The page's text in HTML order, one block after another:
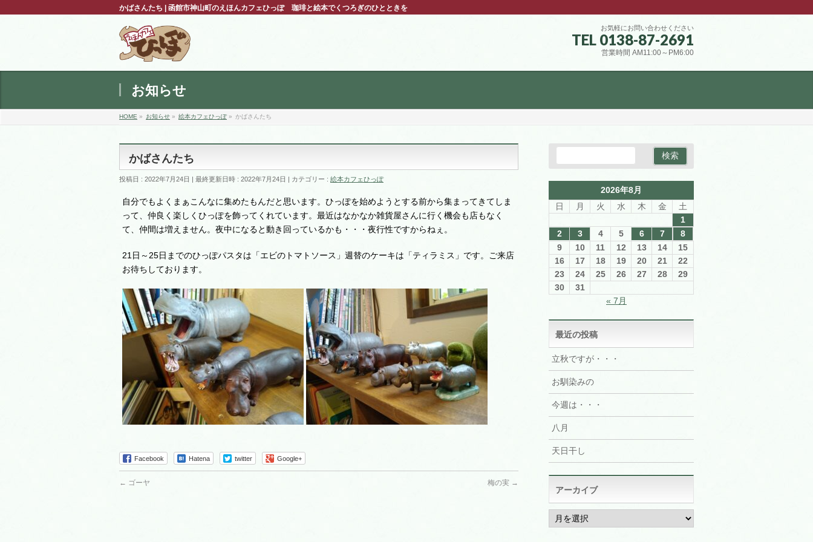
かばさんたち | 函館市神山町のえほんカフェひっぽ 珈琲と絵本でくつろぎのひとときを
お気軽にお問い合わせください
TEL 0138-87-2691
営業時間 AM11:00～PM6:00
お知らせ
HOME » お知らせ » 絵本カフェひっぽ» かばさんたち
かばさんたち
投稿日 : 2022年7月24日 最終更新日時 : 2022年7月24日 カテゴリー : 絵本カフェひっぽ
自分でもよくまぁこんなに集めたもんだと思います。ひっぽを始めようとする前から集まってきてしま
って、仲良く楽しくひっぽを飾ってくれています。最近はなかなか雑貨屋さんに行く機会も店もなく
て、仲間は増えません。夜中になると動き回っているかも・・・夜行性ですからねぇ。
21日～25日までのひっぽパスタは「エビのトマトソース」週替のケーキは「ティラミス」です。ご来店
お待ちしております。
Facebook Hatena twitter Google+
← ゴーヤ 梅の実 →
2026年8月
日
月 火 水 木 金
土
1
2
3 4 5 6 7
8
9
10 11 12 13 14
15
16
17 18 19 20 21
22
23
24 25 26 27 28
29
30
31
« 7月
最近の投稿
立秋ですが・・・
お馴染みの
今週は・・・
八月
天日干し
アーカイブ
ア
ー